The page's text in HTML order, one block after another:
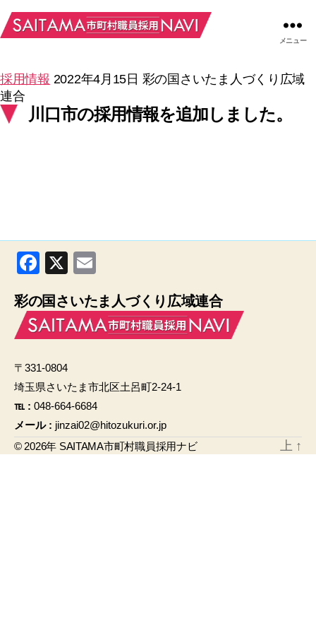
メニュー
採用情報 2022年4月15日 彩の国さいたま人づくり広域
連合
川口市の採用情報を追加しました。
F
c
e
o
o
k
X
ail
彩の国さいたま人づくり広域連合
〒331-0804
埼玉県さいたま市北区土呂町2-24-1
℡ : 048-664-6684
メール : jinzai02@hitozukuri.or.jp
© 2026年 SAITAMA市町村職員採用ナビ 上 ↑